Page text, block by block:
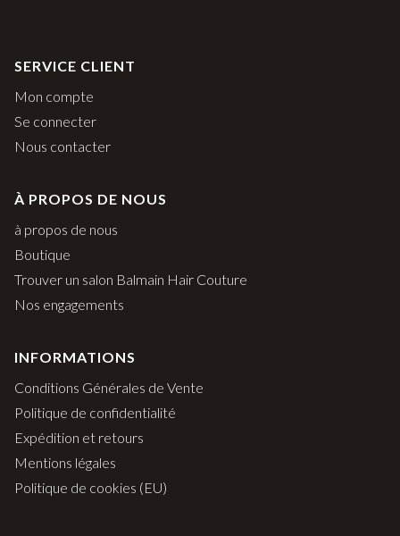
SERVICE CLIENT
Mon compte
Se connecter
Nous contacter
À PROPOS DE NOUS
à propos de nous
Boutique
Trouver un salon Balmain Hair Couture
Nos engagements
INFORMATIONS
Conditions Générales de Vente
Politique de confidentialité
Expédition et retours
Mentions légales
Politique de cookies (EU)